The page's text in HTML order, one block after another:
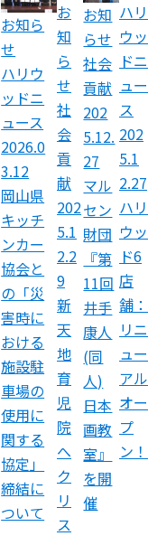
お知ら
せ
ハリウ
ッドニ
ュース
2026.0
3.12
岡山県
キッチ
ンカー
協会と
の「災
害時に
おける
施設駐
車場の
使用に
関する
協定」
締結に
ついて
お
知
ら
せ
社
会
貢
献
202
5.1
2.2
9
新
天
地
育
児
院
へ
ク
リ
ス
お知
らせ
社会
貢献
202
5.12.
27
マル
セン
財団
『第
11回
井手
康人
(同
人)
日本
画教
室』
を開
催
ハリ
ウッ
ドニ
ュー
ス
202
5.1
2.27
ハリ
ウッ
ド6
店
舗：
リニ
ュー
アル
オー
プ
ン！